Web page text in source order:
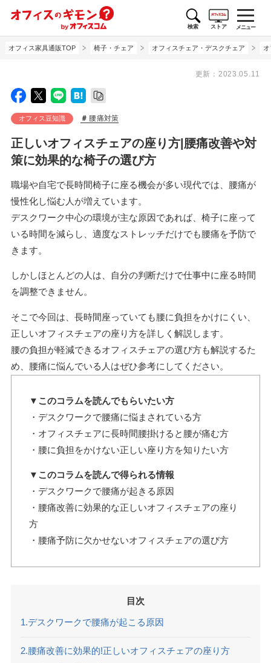
メニュー
ストア
検索
オフィス家具通販TOP 椅子・チェア オフィスチェア・デスクチェア
更新： 2023.05.11
オフィス豆知識 腰痛対策
正しいオフィスチェアの座り方|腰痛改善や対
策に効果的な椅子の選び方
職場や自宅で長時間椅子に座る機会が多い現代では、腰痛が
慢性化し悩む人が増えています。
デスクワーク中心の環境が主な原因であれば、椅子に座って
いる時間を減らし、適度なストレッチだけでも腰痛を予防で
きます。
しかしほとんどの人は、自分の判断だけで仕事中に座る時間
を調整できません。
そこで今回は、長時間座っていても腰に負担をかけにくい、
正しいオフィスチェアの座り方を詳しく解説します。
腰の負担が軽減できるオフィスチェアの選び方も解説するた
め、腰痛に悩んでいる人はぜひ参考にしてください。
▼このコラムを読んでもらいたい方
・デスクワークで腰痛に悩まされている方
・オフィスチェアに長時間腰掛けると腰が痛む方
・腰に負担をかけない正しい座り方を知りたい方
▼このコラムを読んで得られる情報
・デスクワークで腰痛が起きる原因
・腰痛改善に効果的な正しいオフィスチェアの座り
方
・腰痛予防に欠かせないオフィスチェアの選び方
目次
1.デスクワークで腰痛が起こる原因
2.腰痛改善に効果的!正しいオフィスチェアの座り方